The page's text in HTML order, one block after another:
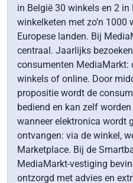
in België 30 winkels en 2
winkelketen met zo’n 1000
Europese landen. Bij
centraal. Jaarlijks
consumenten MediaMarkt:
winkels of online. Door
propositie wordt de
bediend en kan zelf
wanneer elektronica wordt
ontvangen: via de winkel,
Marketplace. Bij de
MediaMarkt-vestiging
ontzorgd met advies en